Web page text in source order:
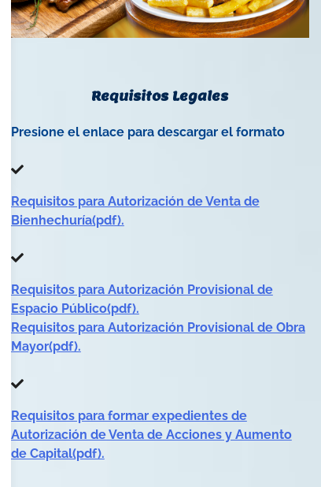
Requisitos Legales
Presione el enlace para descargar el formato
Requisitos para Autorización de Venta de
Bienhechuría(pdf).
Requisitos para Autorización Provisional de
Espacio Público(pdf).
Requisitos para Autorización Provisional de Obra
Mayor(pdf).
Requisitos para formar expedientes de
Autorización de Venta de Acciones y Aumento
de Capital(pdf).